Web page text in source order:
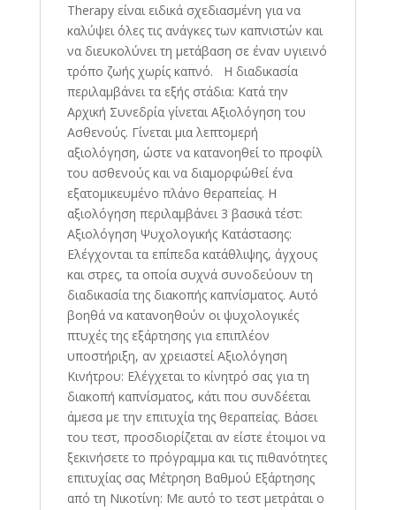
Therapy είναι ειδικά σχεδιασμένη για να
καλύψει όλες τις ανάγκες των καπνιστών και
να διευκολύνει τη μετάβαση σε έναν υγιεινό
τρόπο ζωής χωρίς καπνό. Η διαδικασία
περιλαμβάνει τα εξής στάδια: Κατά την
Αρχική Συνεδρία γίνεται Αξιολόγηση του
Ασθενούς. Γίνεται μια λεπτομερή
αξιολόγηση, ώστε να κατανοηθεί το προφίλ
του ασθενούς και να διαμορφώθεί ένα
εξατομικευμένο πλάνο θεραπείας. Η
αξιολόγηση περιλαμβάνει 3 βασικά τέστ:
Αξιολόγηση Ψυχολογικής Κατάστασης:
Ελέγχονται τα επίπεδα κατάθλιψης, άγχους
και στρες, τα οποία συχνά συνοδεύουν τη
διαδικασία της διακοπής καπνίσματος. Αυτό
βοηθά να κατανοηθούν οι ψυχολογικές
πτυχές της εξάρτησης για επιπλέον
υποστήριξη, αν χρειαστεί Αξιολόγηση
Κινήτρου: Ελέγχεται το κίνητρό σας για τη
διακοπή καπνίσματος, κάτι που συνδέεται
άμεσα με την επιτυχία της θεραπείας. Βάσει
του τεστ, προσδιορίζεται αν είστε έτοιμοι να
ξεκινήσετε το πρόγραμμα και τις πιθανότητες
επιτυχίας σας Μέτρηση Βαθμού Εξάρτησης
από τη Νικοτίνη: Με αυτό το τεστ μετράται ο